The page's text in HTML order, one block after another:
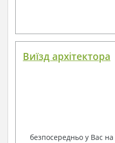
Виїзд архітектора
безпосередньо у Вас на